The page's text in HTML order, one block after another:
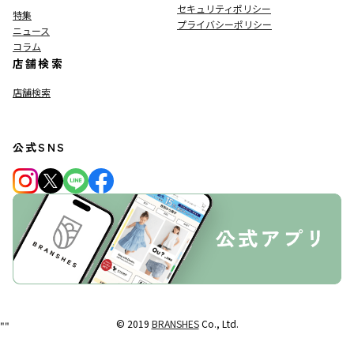
特集
ニュース
コラム
店舗検索
店舗検索
セキュリティポリシー
プライバシーポリシー
公式SNS
© 2019 BRANSHESCo., Ltd.
""